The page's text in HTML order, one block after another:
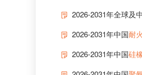
2026-2031年全球及
2026-2031年中国耐
2026-2031年中国硅